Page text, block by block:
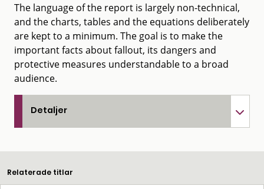
The language of the report is largely non-technical,
and the charts, tables and the equations deliberately
are kept to a minimum. The goal is to make the
important facts about fallout, its dangers and
protective measures understandable to a broad
audience.
Detaljer
Relaterade titlar